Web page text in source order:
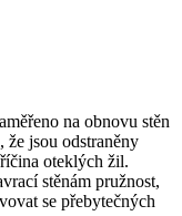
na obnovu stěn
že jsou odstraněny
oteklých žil.
stěnám pružnost,
se přebytečných